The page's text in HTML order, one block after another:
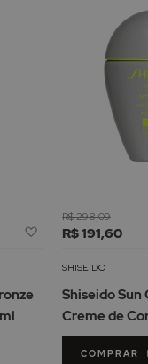
Adicionar
Lista
Desejos
R$ 191,60
R$ 298,09
SHISEIDO
Shiseido Sun
Creme de
Medium 30ml
COMPRAR